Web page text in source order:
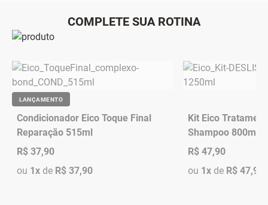
COMPLETE SUA ROTINA
LANÇAMENTO
Condicionador Eico Toque Final
Reparação 515ml
R$ 37,90
ou 1x de R$ 37,90
Kit Eico
Shampoo 800ml
450ml (2
R$ 47,90
ou 1x de R$ 47,90